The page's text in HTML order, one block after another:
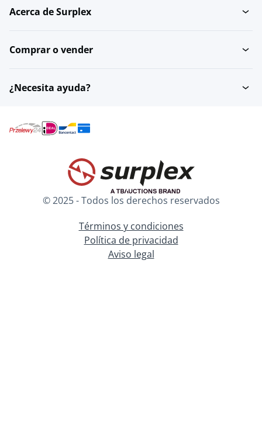
Acerca de Surplex
Comprar o vender
¿Necesita ayuda?
© 2025 - Todos los derechos reservados
Términos y condiciones
Política de privacidad
Aviso legal